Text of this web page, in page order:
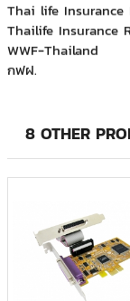
Thailife Insurance
WWF-Thailand
กฟฝ.
กรมสื่อสารทหารเรือ
บริษัท บีเอ็มที แปซิฟิ
บริษัท สำนักกฎหมา
บริษัท ออโต้โมชั่นเวิร์
บริษัท อินโนเวชั่น จำ
บริษัท ฮามาโซ คอร์ป
บริษัท เอทีเอส จำกัด
8 OTHER